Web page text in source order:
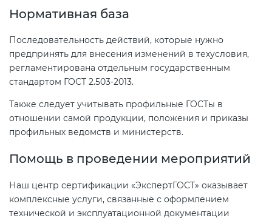
Нормативная база
Последовательность действий, которые нужно
предпринять для внесения изменений в техусловия,
регламентирована отдельным государственным
стандартом ГОСТ 2.503-2013.
Также следует учитывать профильные ГОСТы в
отношении самой продукции, положения и приказы
профильных ведомств и министерств.
Помощь в проведении мероприятий
Наш центр сертификации «ЭкспертГОСТ» оказывает
комплексные услуги, связанные с оформлением
технической и эксплуатационной документации